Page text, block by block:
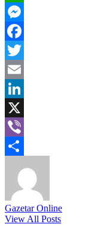
WhatsApp
Messenger
Facebook
Twitter
Email
LinkedIn
X
Viber
Gazetar Online
View All Posts